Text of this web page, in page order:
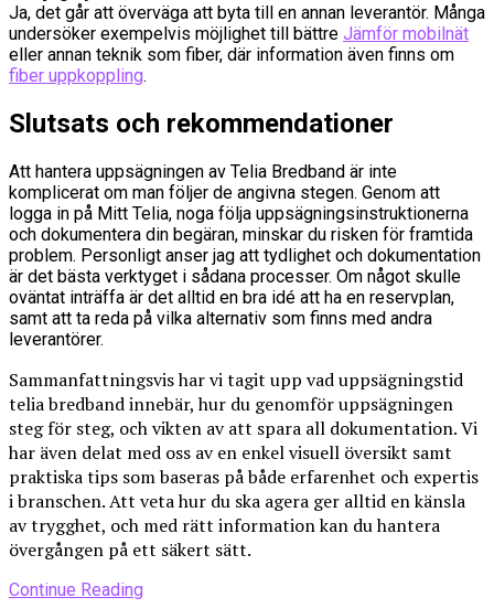
Ja, det går att överväga att byta till en annan leverantör. Många
undersöker exempelvis möjlighet till bättre Jämför mobilnät
eller annan teknik som fiber, där information även finns om
fiber uppkoppling.
Slutsats och rekommendationer
Att hantera uppsägningen av Telia Bredband är inte
komplicerat om man följer de angivna stegen. Genom att
logga in på Mitt Telia, noga följa uppsägningsinstruktionerna
och dokumentera din begäran, minskar du risken för framtida
problem. Personligt anser jag att tydlighet och dokumentation
är det bästa verktyget i sådana processer. Om något skulle
oväntat inträffa är det alltid en bra idé att ha en reservplan,
samt att ta reda på vilka alternativ som finns med andra
leverantörer.
Sammanfattningsvis har vi tagit upp vad uppsägningstid
telia bredband innebär, hur du genomför uppsägningen
steg för steg, och vikten av att spara all dokumentation. Vi
har även delat med oss av en enkel visuell översikt samt
praktiska tips som baseras på både erfarenhet och expertis
i branschen. Att veta hur du ska agera ger alltid en känsla
av trygghet, och med rätt information kan du hantera
övergången på ett säkert sätt.
Continue Reading